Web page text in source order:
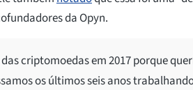
da Opyn.
criptomoedas em 2017 porque
os últimos seis anos